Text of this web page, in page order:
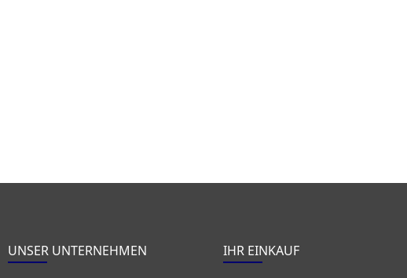
UNSER UNTERNEHMEN IHR EINKAUF